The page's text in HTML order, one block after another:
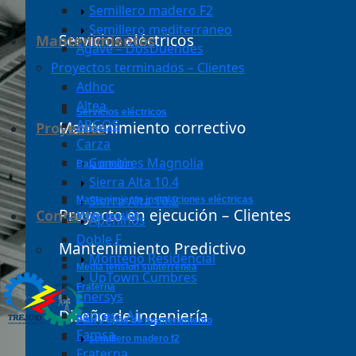
Servicios eléctricos
servicios eléctricos
baja tensión
media tensión
media tension subterrenea
Diseño de ingeniería
Mantenimientos
Mantenimiento correctivo
mantenimiento instalaciones eléctricas
Mantenimiento Predictivo
plan y tipos de mantenimiento
Proyectos
Proyecto en ejecución – Clientes
fraterna
semillero madero f2
Contacto
Semillero madero F2
Semillero mediterraneo
Agave – DosDuendes
Proyectos terminados – Clientes
Adhoc
Altea
ARGOS
Carza
Cumbres Magnolia
Sierra Alta 10.4
Sierra Alta 10.2
Apeninos
Doble F
Montego Residencial
UpTown Cumbres
Enersys
Express Air
Famsa